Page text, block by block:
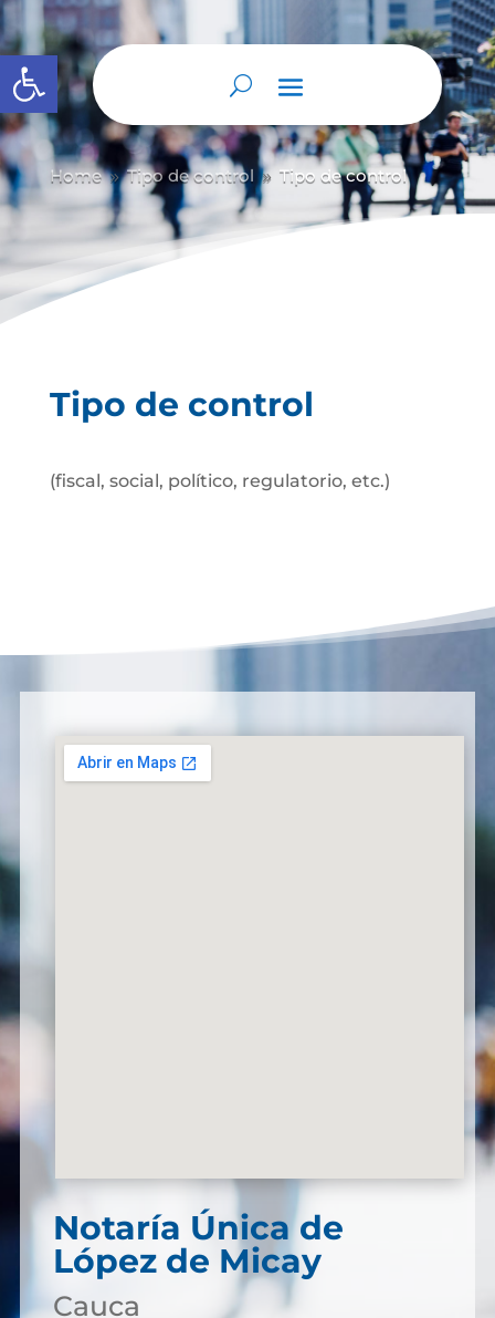
Abrir barra de herramientas
Home 9 Tipo de control 9 Tipo de control
Tipo de control
(fiscal, social, político, regulatorio, etc.)
Notaría Única de
López de Micay
Cauca